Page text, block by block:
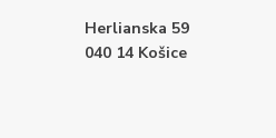
Herlianska 59
040 14 Košice